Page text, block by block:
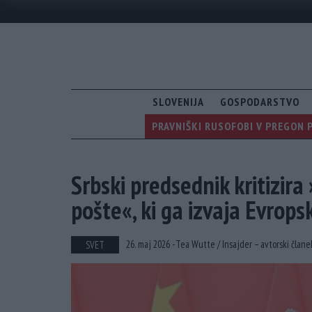
SLOVENIJA
GOSPODARSTVO
PRAVNIŠKI RUSOFOBI V PREGON
Srbski predsednik
pošte«, ki ga izvaja
SVET 26. maj 2026 -Tea Wutte /Insajder – avtorski